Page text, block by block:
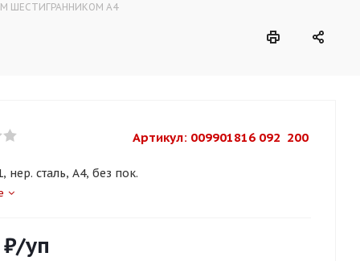
ШЕСТИГРАННИКОМ A4
Артикул: 009901816 092  200
нер. сталь, A4, без пок.
/уп